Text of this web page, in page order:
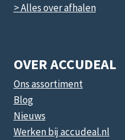
> Alles over afhalen
OVER ACCUDEAL
Ons assortiment
Blog
Nieuws
Werken bij accudeal.nl